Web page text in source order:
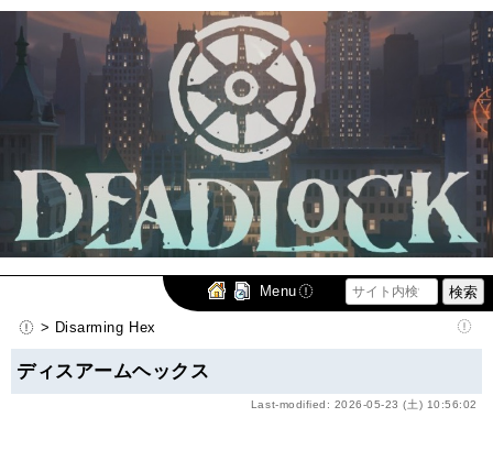
Menu
> Disarming Hex
ディスアームヘックス
Last-modified: 2026-05-23 (土) 10:56:02